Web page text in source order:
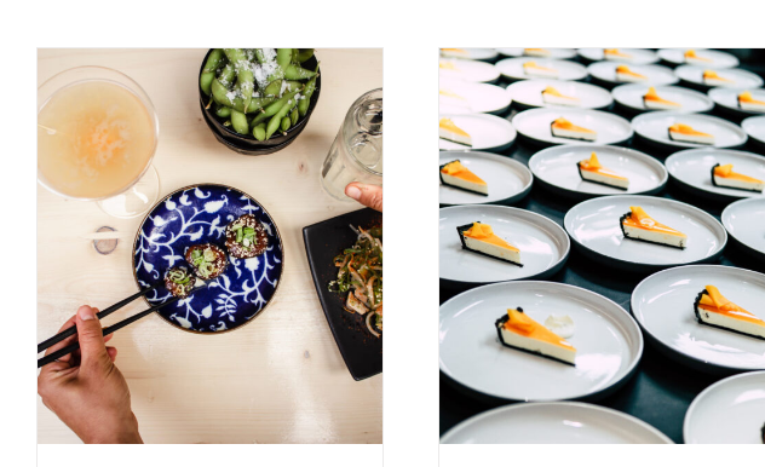
AGGIUNGI AL CARRELLO
/
DETAILS
AGGIUNGI AL CARRELLO
/
DETAILS